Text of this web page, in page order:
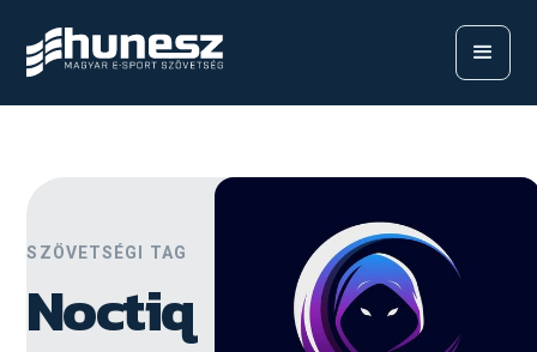
SZÖVETSÉGI TAG
Noctiq